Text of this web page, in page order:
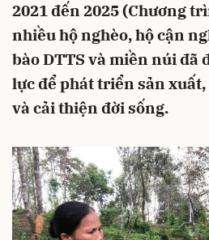
2021 đến 2025 (Chương
nhiều hộ nghèo, hộ cận
bào DTTS và miền núi đã
lực để phát triển sản
và cải thiện đời sống.